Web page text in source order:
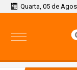
Quarta, 05 de